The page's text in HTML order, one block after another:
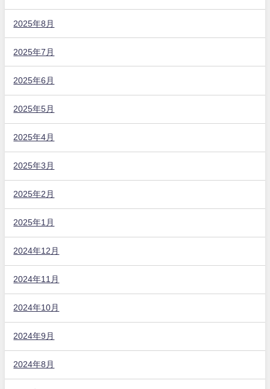
2025年8月
2025年7月
2025年6月
2025年5月
2025年4月
2025年3月
2025年2月
2025年1月
2024年12月
2024年11月
2024年10月
2024年9月
2024年8月